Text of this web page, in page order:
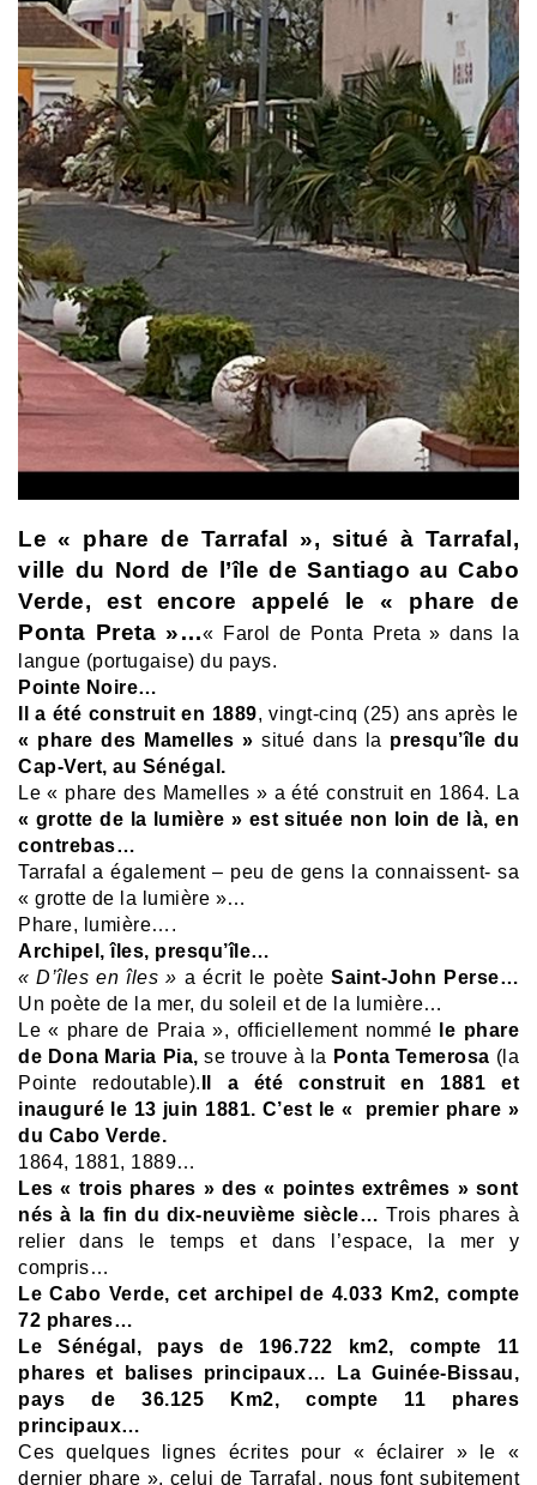
Le « phare de Tarrafal », situé à Tarrafal,
ville du Nord de l’île de Santiago au Cabo
Verde, est encore appelé le « phare de
Ponta Preta »…« Farol de Ponta Preta » dans la
langue (portugaise) du pays.
Pointe Noire…
Il a été construit en 1889, vingt-cinq (25) ans après le
« phare des Mamelles » situé dans la presqu’île du
Cap-Vert, au Sénégal.
Le « phare des Mamelles » a été construit en 1864. La
« grotte de la lumière » est située non loin de là, en
contrebas…
Tarrafal a également – peu de gens la connaissent- sa
« grotte de la lumière »…
Phare, lumière….
Archipel, îles, presqu’île…
« D’îles en îles » a écrit le poèteSaint-John Perse…
Un poète de la mer, du soleil et de la lumière…
Le « phare de Praia », officiellement nommé
le phare
de Dona Maria Pia, se trouve à la Ponta Temerosa (la
Pointe redoutable).
Il a été construit en 1881 et
inauguré le 13 juin 1881. C’est le « premier phare »
du Cabo Verde.
1864, 1881, 1889…
Les « trois phares » des « pointes extrêmes » sont
nés à la fin du dix-neuvième siècle…Trois phares à
relier dans le temps et dans l’espace, la mer y
compris…
Le Cabo Verde, cet archipel de 4.033 Km2, compte
72 phares…
Le Sénégal, pays de 196.722 km2, compte 11
phares et balises principaux…
La Guinée-Bissau,
pays de 36.125 Km2, compte 11 phares
principaux…
Ces quelques lignes écrites pour « éclairer » le «
dernier phare », celui de Tarrafal, nous font subitement